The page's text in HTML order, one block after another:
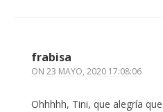
frabisa
ON 23 MAYO, 2020 17:08:06
Ohhhhh, Tini, que alegría